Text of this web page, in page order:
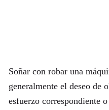
Soñar con robar una
generalmente el deseo de
esfuerzo correspondiente